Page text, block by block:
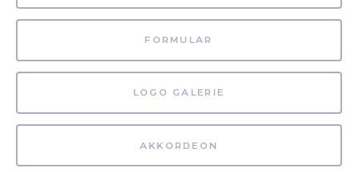
FORMULAR
LOGO GALERIE
AKKORDEON